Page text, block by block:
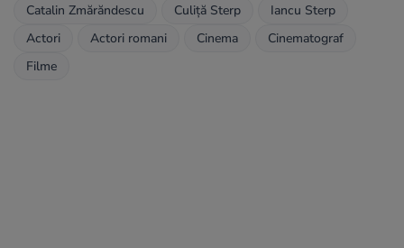
Catalin Zmărăndescu Culiță Sterp
Iancu Sterp
Actori
Actori romani Cinema
Cinematograf
Filme